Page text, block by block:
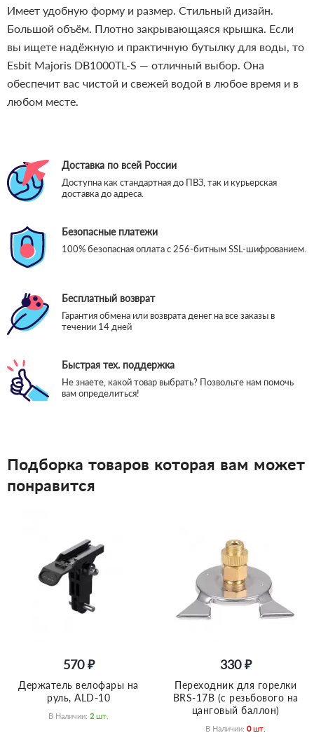
Имеет удобную форму и размер. Стильный дизайн.
Большой объём. Плотно закрывающаяся крышка. Если
вы ищете надёжную и практичную бутылку для воды, то
Esbit Majoris DB1000TL-S — отличный выбор. Она
обеспечит вас чистой и свежей водой в любое время и в
любом месте.
Доставка по всей России
Доступна как стандартная до ПВЗ, так и курьерская
доставка до адреса.
Безопасные платежи
100% безопасная оплата с 256-битным SSL-шифрованием.
Бесплатный возврат
Гарантия обмена или возврата денег на все заказы в
течении 14 дней
Быстрая тех. поддержка
Не знаете, какой товар выбрать? Позвольте нам помочь
вам определиться!
Подборка товаров которая вам может
понравится
570 ₽
Держатель велофары на
руль, ALD-10
В Наличии: 2 Шт.
330 ₽
Переходник для горелки
BRS-17B (с резьбового на
цанговый баллон)
В Наличии: 0 Шт.